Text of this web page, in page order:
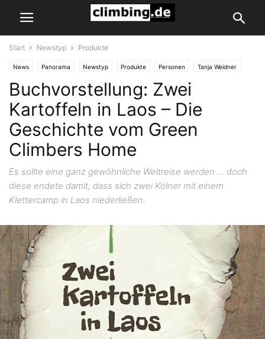
Start Newstyp Produkte
News Panorama Newstyp Produkte Personen Tanja Weidner
Laos Thakhek
Buchvorstellung: Zwei
Kartoffeln in Laos – Die
Geschichte vom Green
Climbers Home
Es sollte eine ganz gewöhnliche Weltreise werden ... doch
diese endete damit, dass sich zwei Kölner mit einem
Klettercamp in Laos niederließen.